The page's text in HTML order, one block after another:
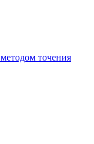
точения